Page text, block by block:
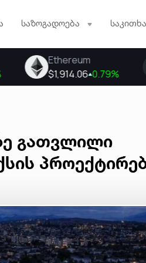
საზოგადოება
გათვლილი